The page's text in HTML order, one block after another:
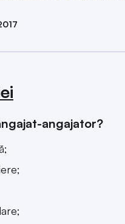
angajator?